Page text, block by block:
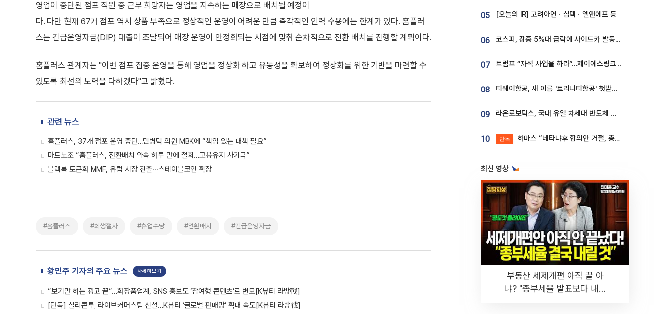
영업이 중단된 점포 직원 중 근무 희망자는 영업을 지속하는 매장으로 배치될 예정이
다. 다만 현재 67개 점포 역시 상품 부족으로 정상적인 운영이 어려운 만큼 즉각적인 인력 수용에는 한계가 있다. 홈플러
스는 긴급운영자금(DIP) 대출이 조달되어 매장 운영이 안정화되는 시점에 맞춰 순차적으로 전환 배치를 진행할 계획이다.
홈플러스 관계자는 "이번 점포 집중 운영을 통해 영업을 정상화 하고 유동성을 확보하여 정상화를 위한 기반을 마련할 수
있도록 최선의 노력을 다하겠다"고 밝혔다.
관련 뉴스
홈플러스, 37개 점포 운영 중단…민병덕 의원 MBK에 “책임 있는 대책 필요”
마트노조 “홈플러스, 전환배치 약속 하루 만에 철회…고용유지 사기극”
블랙록 토큰화 MMF, 유럽 시장 진출∙∙∙스테이블코인 확장
#홈플러스 #회생절차 #휴업수당 #전환배치 #긴급운영자금
황민주 기자의 주요 뉴스 자세히보기
“보기만 하는 광고 끝“…화장품업계, SNS 홍보도 ‘참여형 콘텐츠’로 변모[K뷰티 라방戰]
[단독] 실리콘투, 라이브커머스팀 신설…K뷰티 ‘글로벌 판매망’ 확대 속도[K뷰티 라방戰]
05 [오늘의 IR] 고려아연ㆍ심텍ㆍ엘앤에프 등
06 코스피, 장중 5%대 급락에 사이드카 발동…삼성·SK 동반 폭락
07 트럼프 “자석 사업을 하라”…제이에스링크, 비중국 영구자석 공급망 구축 속도
08 티웨이항공, 새 이름 '트리니티항공' 첫발…SSC 전략 본격화
09 라온로보틱스, 국내 유일 차세대 반도체 공정 로봇 개발 ‘고객사 테스트 진행’
10 단독 하마스 “네타냐후 합의안 거절, 총선 앞두고 시간 끌기”
최신 영상
부동산 세제개편 아직 끝 아
냐? "종부세율 발표보다 내릴